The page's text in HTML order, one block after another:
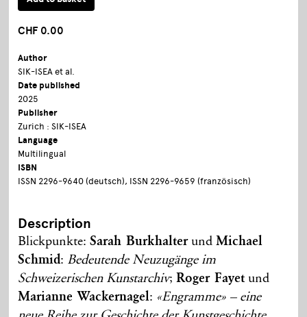
CHF 0.00
Author
SIK-ISEA et al.
Date published
2025
Publisher
Zurich : SIK-ISEA
Language
Multilingual
ISBN
ISSN 2296-9640 (deutsch), ISSN 2296-9659 (französisch)
Description
Blickpunkte:Sarah BurkhalterundMichael
Schmid: Bedeutende Neuzugänge im
Schweizerischen Kunstarchiv;Roger Fayet und
Marianne Wackernagel: «Engramme» – eine